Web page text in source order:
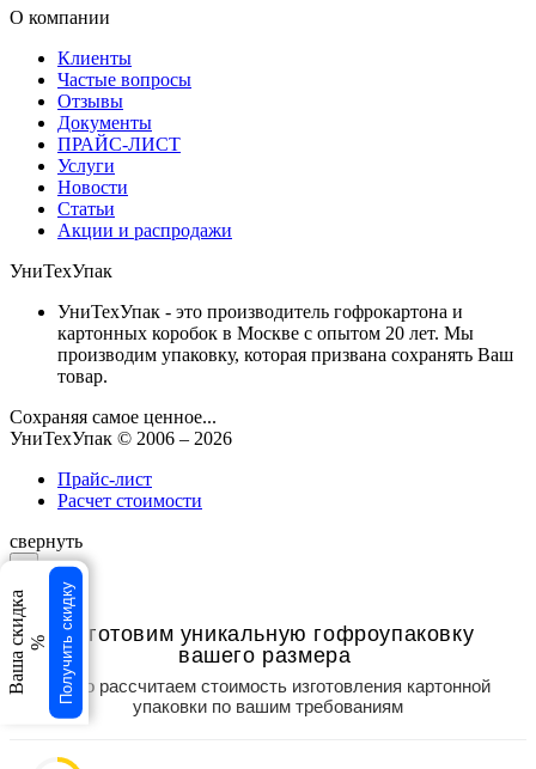
О компании
Клиенты
Частые вопросы
Отзывы
Документы
ПРАЙС-ЛИСТ
Услуги
Новости
Статьи
Акции и распродажи
УниТехУпак
УниТехУпак - это производитель гофрокартона и
картонных коробок в Москве с опытом 20 лет. Мы
производим упаковку, которая призвана сохранять Ваш
товар.
Сохраняя самое ценное...
УниТехУпак © 2006 – 2026
Прайс-лист
Расчет стоимости
свернуть
×
×
Изготовим уникальную гофроупаковку
вашего размера
Точно рассчитаем стоимость изготовления картонной
упаковки по вашим требованиям
Ваша скидка % Получить скидку